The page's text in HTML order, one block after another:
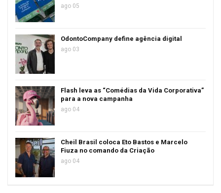
ago 05
OdontoCompany define agência digital
ago 03
Flash leva as “Comédias da Vida Corporativa”
para a nova campanha
ago 04
Cheil Brasil coloca Eto Bastos e Marcelo
Fiuza no comando da Criação
ago 04